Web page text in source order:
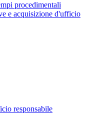
procedimentali
e acquisizione d'ufficio
responsabile